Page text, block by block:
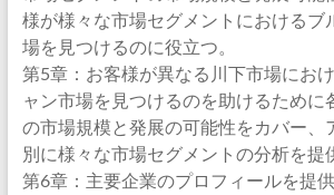
様が様々な市場セグメントにおけるブ
場を見つけるのに役立つ。
第5章：お客様が異なる川下市場にお
ャン市場を見つけるのを助けるために
の市場規模と発展の可能性をカバー、
別に様々な市場セグメントの分析を提
第6章：主要企業のプロフィールを提